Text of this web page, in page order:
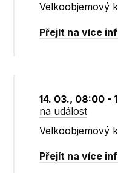
Velkoobjemový
Přejít na více
14. 03., 08:00 -
na událost
Velkoobjemový
Přejít na více